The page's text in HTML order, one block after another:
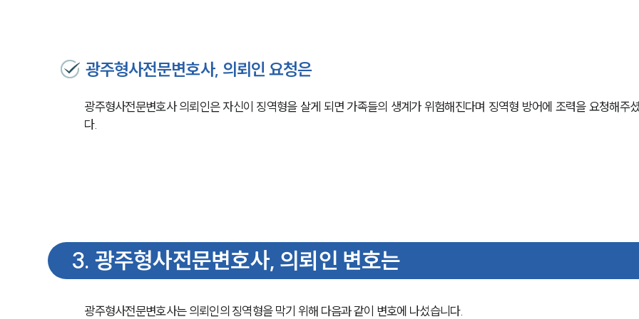
광주형사전문변호사, 의뢰인 요청은
광주형사전문변호사 의뢰인은 자신이 징역형을 살게 되면 가족들의 생계가 위험해진다며 징역형 방어에 조력을 요청해주
다.
3. 광주형사전문변호사, 의뢰인 변호는
광주형사전문변호사는 의뢰인의 징역형을 막기 위해 다음과 같이 변호에 나섰습니다.